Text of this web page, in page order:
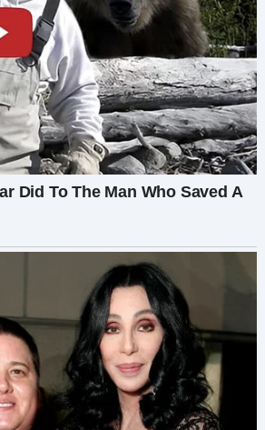
морали, семье и последствиях
доступна здесь: